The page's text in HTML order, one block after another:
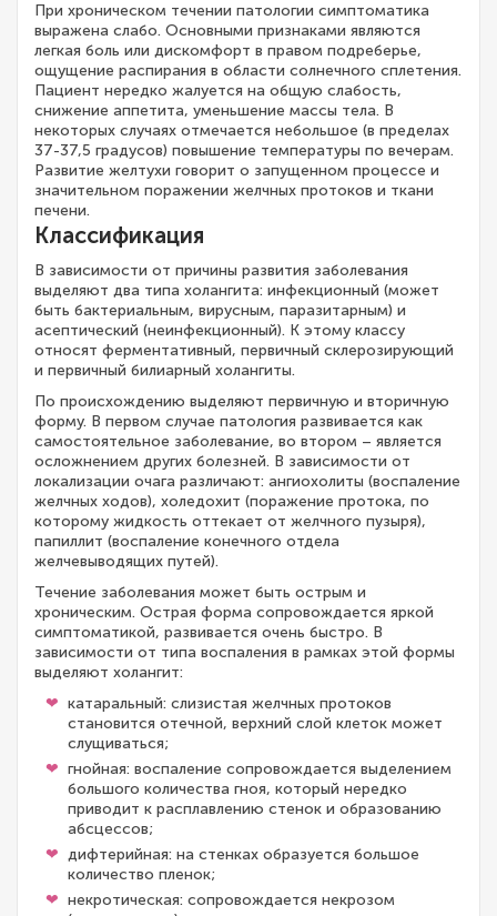
При хроническом течении патологии симптоматика
выражена слабо. Основными признаками являются
легкая боль или дискомфорт в правом подреберье,
ощущение распирания в области солнечного сплетения.
Пациент нередко жалуется на общую слабость,
снижение аппетита, уменьшение массы тела. В
некоторых случаях отмечается небольшое (в пределах
37-37,5 градусов) повышение температуры по вечерам.
Развитие желтухи говорит о запущенном процессе и
значительном поражении желчных протоков и ткани
печени.
Классификация
В зависимости от причины развития заболевания
выделяют два типа холангита: инфекционный (может
быть бактериальным, вирусным, паразитарным) и
асептический (неинфекционный). К этому классу
относят ферментативный, первичный склерозирующий
и первичный билиарный холангиты.
По происхождению выделяют первичную и вторичную
форму. В первом случае патология развивается как
самостоятельное заболевание, во втором – является
осложнением других болезней. В зависимости от
локализации очага различают: ангиохолиты (воспаление
желчных ходов), холедохит (поражение протока, по
которому жидкость оттекает от желчного пузыря),
папиллит (воспаление конечного отдела
желчевыводящих путей).
Течение заболевания может быть острым и
хроническим. Острая форма сопровождается яркой
симптоматикой, развивается очень быстро. В
зависимости от типа воспаления в рамках этой формы
выделяют холангит:
катаральный: слизистая желчных протоков
становится отечной, верхний слой клеток может
слущиваться;
гнойная: воспаление сопровождается выделением
большого количества гноя, который нередко
приводит к расплавлению стенок и образованию
абсцессов;
дифтерийная: на стенках образуется большое
количество пленок;
некротическая: сопровождается некрозом